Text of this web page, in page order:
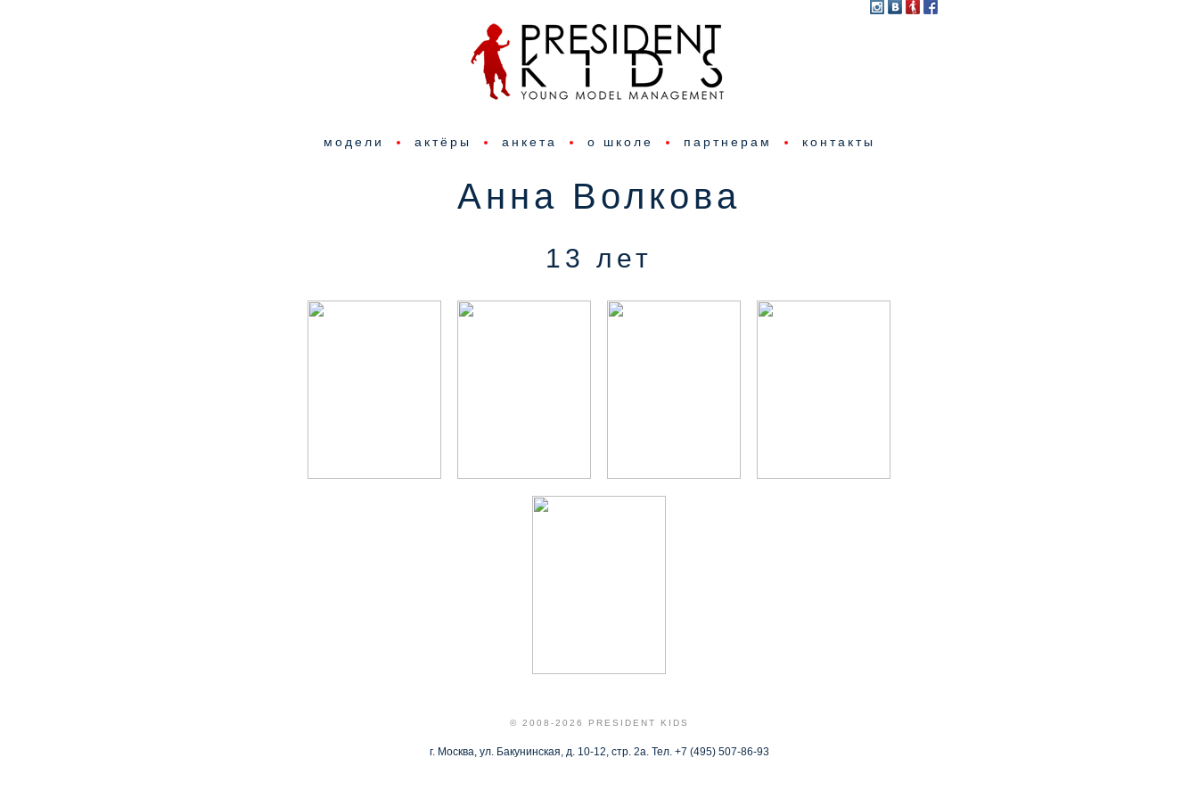
модели актёры анкета о школе партнерам контакты
Анна Волкова
13 лет
© 2008-2026 PRESIDENT KIDS
г. Москва, ул. Бакунинская, д. 10-12, стр. 2а. Тел. +7 (495) 507-86-93